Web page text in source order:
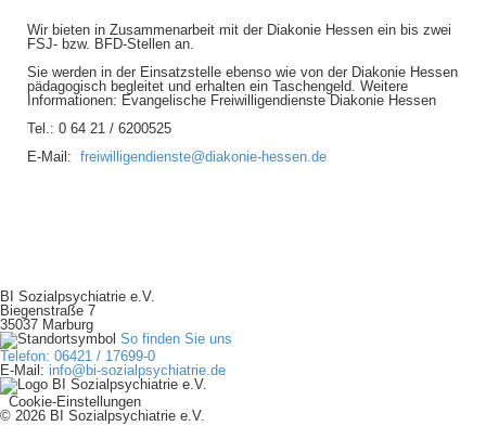
Wir bieten in Zusammenarbeit mit der Diakonie Hessen ein bis zwei
FSJ- bzw. BFD-Stellen an.
Sie werden in der Einsatzstelle ebenso wie von der Diakonie Hessen
pädagogisch begleitet und erhalten ein Taschengeld. Weitere
Informationen: Evangelische Freiwilligendienste Diakonie Hessen
Tel.: 0 64 21 / 6200525
E-Mail: freiwilligendienste@diakonie-hessen.de
BI Sozialpsychiatrie e.V.
Biegenstraße 7
35037 Marburg
So finden Sie uns
Telefon: 06421 / 17699-0
E-Mail: info@bi-sozialpsychiatrie.de
Cookie-Einstellungen
© 2026 BI Sozialpsychiatrie e.V.